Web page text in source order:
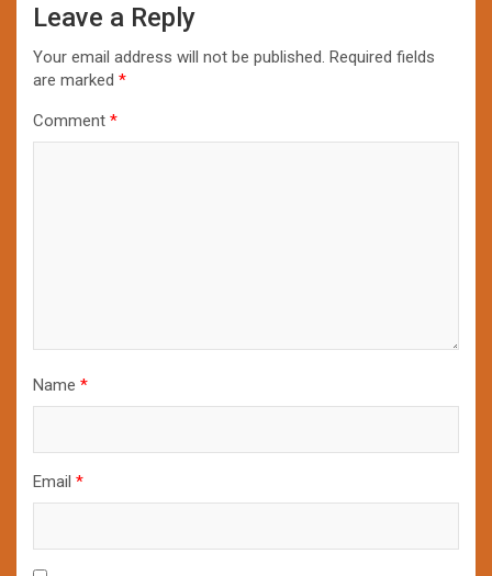
Leave a Reply
Your email address will not be published. Required fields
are marked *
Comment *
Name *
Email *